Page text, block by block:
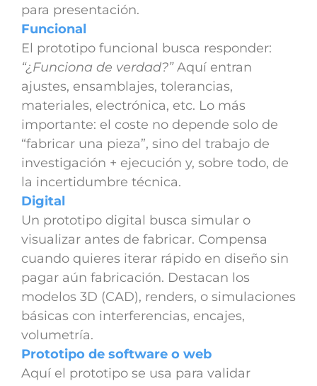
para presentación.
Funcional
El prototipo funcional busca responder:
“¿Funciona de verdad?”Aquí entran
ajustes, ensamblajes, tolerancias,
materiales, electrónica, etc. Lo más
importante: el coste no depende solo de
“fabricar una pieza”, sino del trabajo de
investigación + ejecución y, sobre todo, de
la incertidumbre técnica.
Digital
Un prototipo digital busca simular o
visualizar antes de fabricar. Compensa
cuando quieres iterar rápido en diseño sin
pagar aún fabricación. Destacan los
modelos 3D (CAD), renders, o simulaciones
básicas con interferencias, encajes,
volumetría.
Prototipo de software o web
Aquí el prototipo se usa para validar